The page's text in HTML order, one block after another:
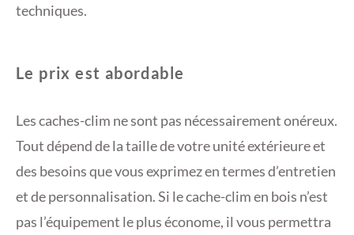
techniques.
Le prix est abordable
Les caches-clim ne sont pas nécessairement onéreux.
Tout dépend de la taille de votre unité extérieure et
des besoins que vous exprimez en termes d’entretien
et de personnalisation. Si le cache-clim en bois n’est
pas l’équipement le plus économe, il vous permettra